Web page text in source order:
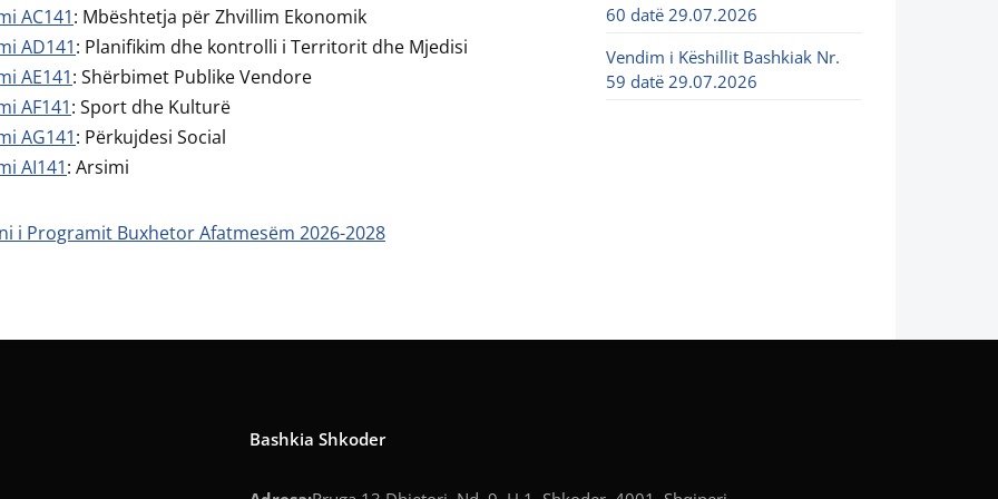
AC141: Mbështetja për Zhvillim Ekonomik
AD141: Planifikim dhe kontrolli i Territorit dhe Mjedisi
AE141: Shërbimet Publike Vendore
AF141: Sport dhe Kulturë
AG141: Përkujdesi Social
AI141: Arsimi
i Programit Buxhetor Afatmesëm 2026-2028
60 datë 29.07.2026
Vendim i Këshillit Bashkiak Nr.
59 datë 29.07.2026
Bashkia Shkoder